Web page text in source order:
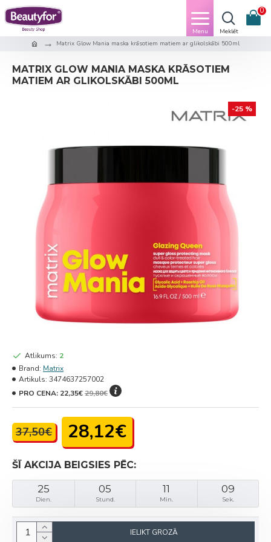
0
Matrix Glow Mania maska krāsotiem matiem ar glikolskābi 500ml
MATRIX GLOW MANIA MASKA KRĀSOTIEM
MATIEM AR GLIKOLSKĀBI 500ML
-25 %
ŠĪ AKCIJA BEIGSIES PĒC:
25
Dien.
05
Stund.
11
Min.
08
Sek.
37,50€ 28,12€
Atlikums: 2
Brand: Matrix
Artikuls: 3474637257002
PRO CENA: 22,35€29,80€
IELIKT GROZĀ